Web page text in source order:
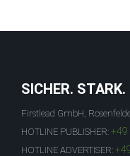
SICHER.
Firstlead GmbH,
HOTLINE PUBLISHER: +49
HOTLINE ADVERTISER: